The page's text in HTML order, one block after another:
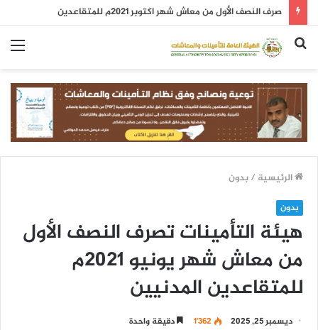
صرف النصف الأول من معاش شهر اكتوبر 2021م للمتقاعدين
بحث
الرئيسية /بدون
بدون
هيئة التأمينات تصرف النصف الأول
من معاش شهر يونيو 2021م
للمتقاعدين المدنيين
ديسمبر 25, 2025 1٬362 دقيقة واحدة